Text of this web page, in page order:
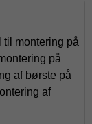
til montering på
på
af børste på
af